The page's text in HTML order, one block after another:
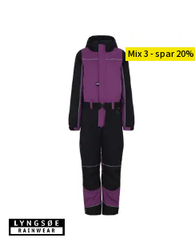
Mix 3 - spar 20%